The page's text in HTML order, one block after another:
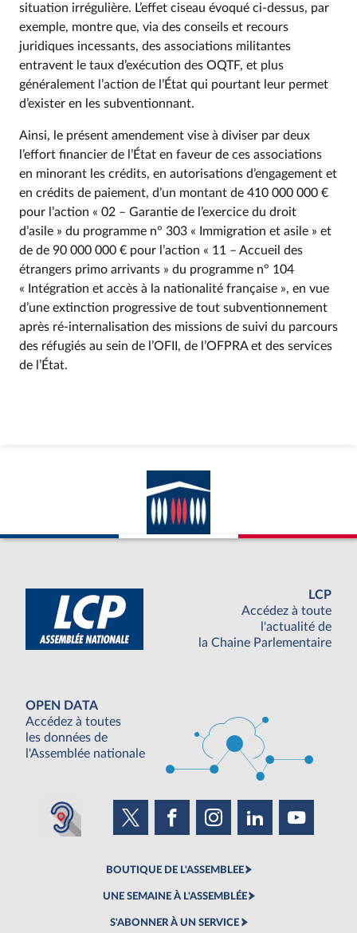
situation irrégulière. L’effet ciseau évoqué ci-dessus, par
exemple, montre que, via des conseils et recours
juridiques incessants, des associations militantes
entravent le taux d’exécution des OQTF, et plus
généralement l’action de l’État qui pourtant leur permet
d’exister en les subventionnant.
Ainsi, le présent amendement vise à diviser par deux
l’effort financier de l’État en faveur de ces associations
en minorant les crédits, en autorisations d’engagement et
en crédits de paiement, d’un montant de 410 000 000 €
pour l’action « 02 – Garantie de l’exercice du droit
d’asile » du programme n° 303 « Immigration et asile » et
de de 90 000 000 € pour l’action « 11 – Accueil des
étrangers primo arrivants » du programme n° 104
« Intégration et accès à la nationalité française », en vue
d’une extinction progressive de tout subventionnement
après ré-internalisation des missions de suivi du parcours
des réfugiés au sein de l’OFII, de l’OFPRA et des services
de l’État.
LCP
Accédez à toute
l'actualité de
la Chaine Parlementaire
OPEN DATA
Accédez à toutes
les données de
l'Assemblée nationale
BOUTIQUE DE L'ASSEMBLEE
UNE SEMAINE À L'ASSEMBLÉE
S'ABONNER À UN SERVICE